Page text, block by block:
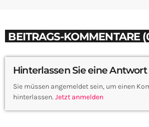
BEITRAGS-KOMMENTARE
Hinterlassen Sie eine Antwort
Sie müssen angemeldet sein, um einen
hinterlassen. Jetzt anmelden